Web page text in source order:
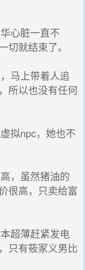
心脏一直不
切就结束了。
马上带着人追
所以也没有任何
拟npc，她也不
，虽然猪油的
很高，只卖给富
超薄赶紧发电
只有筱冢义男比